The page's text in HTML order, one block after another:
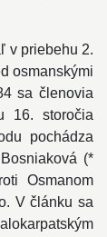
v priebehu 2.
osmanskými
sa členovia
16. storočia
pochádza
(*
Osmanom
V článku sa